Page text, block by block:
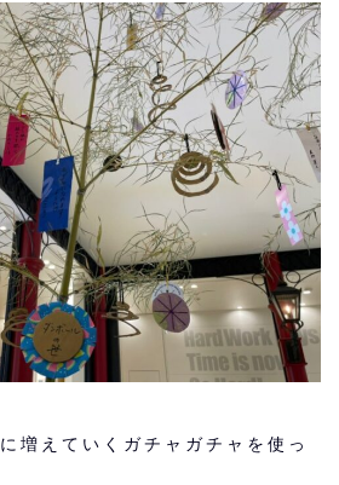
増えていくガチャガチャを使っ